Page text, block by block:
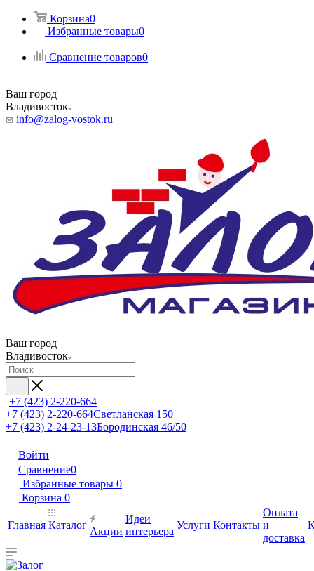
Корзина0
Избранные товары0
Сравнение товаров0
Ваш город
Владивосток
info@zalog-vostok.ru
Ваш город
Владивосток
+7 (423) 2-220-664
+7 (423) 2-220-664Светланская 150
+7 (423) 2-24-23-13Бородинская 46/50
Войти
Сравнение0
Избранные товары 0
Корзина 0
Главная Каталог
Акции
Идеи
интерьера
Услуги Контакты
Оплата
и
доставка